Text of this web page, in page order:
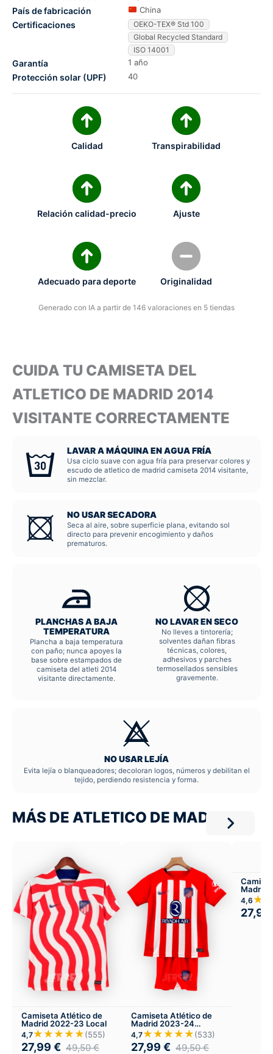
País de fabricación China
Certificaciones
OEKO-TEX® Std 100
Global Recycled Standard
ISO 14001
Garantía 1 año
Protección solar (UPF) 40
Calidad Transpirabilidad
Relación calidad-precio Ajuste
Adecuado para deporte Originalidad
Generado con IA a partir de 146 valoraciones en 5 tiendas
CUIDA TU CAMISETA DEL
ATLETICO DE MADRID 2014
VISITANTE CORRECTAMENTE
LAVAR A MÁQUINA EN AGUA FRÍA
Usa ciclo suave con agua fría para preservar colores y
escudo de atletico de madrid camiseta 2014 visitante,
sin mezclar.
NO USAR SECADORA
Seca al aire, sobre superficie plana, evitando sol
directo para prevenir encogimiento y daños
prematuros.
PLANCHAS A BAJA
TEMPERATURA
Plancha a baja temperatura
con paño; nunca apoyes la
base sobre estampados de
camiseta del atleti 2014
visitante directamente.
NO LAVAR EN SECO
No lleves a tintorería;
solventes dañan fibras
técnicas, colores,
adhesivos y parches
termosellados sensibles
gravemente.
NO USAR LEJÍA
Evita lejía o blanqueadores; decoloran logos, números y debilitan el
tejido, perdiendo resistencia y forma.
MÁS DE ATLETICO DE MADRID
Camiseta Atlético de
Madrid 2022-23 Local
4,7★★★★★(555)
27,99 € 49,50€
Camiseta Atlético de
Madrid 2023-24
Versión Infantil Local
4,7★★★★★(533)
27,99 € 49,50€
Madrid
4,6
27,99